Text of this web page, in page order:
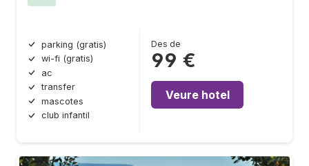
parking (gratis)
wi-fi (gratis)
ac
transfer
mascotes
club infantil
Des de
99 €
Veure hotel